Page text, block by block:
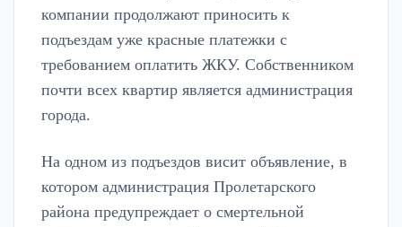
компании продолжают приносить к
подъездам уже красные платежки с
требованием оплатить ЖКУ. Собственником
почти всех квартир является администрация
города.
На одном из подъездов висит объявление, в
котором администрация Пролетарского
района предупреждает о смертельной